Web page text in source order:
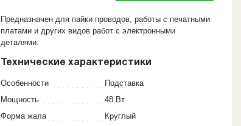
Предназначен для пайки проводов, работы с печатными
платами и других видов работ с электронными
деталями.
Технические характеристики
Особенности
Подставка
Мощность
48 Вт
Форма жала
Круглый